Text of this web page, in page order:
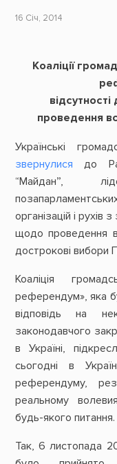
16 Січ, 2014
Коаліції
проведення
Українські
звернулисядо
“Майдан”,
організацій і рухів
щодо проведення
дострокові вибори
Коаліція
референдум», яка
відповідь на
законодавчого
в Україні,
сьогодні в
референдуму,
реальному
будь-якого питання.
Так, 6 листопада